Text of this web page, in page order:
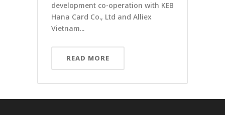
development co-operation with KEB
Hana Card Co., Ltd and Alliex
Vietnam...
READ MORE